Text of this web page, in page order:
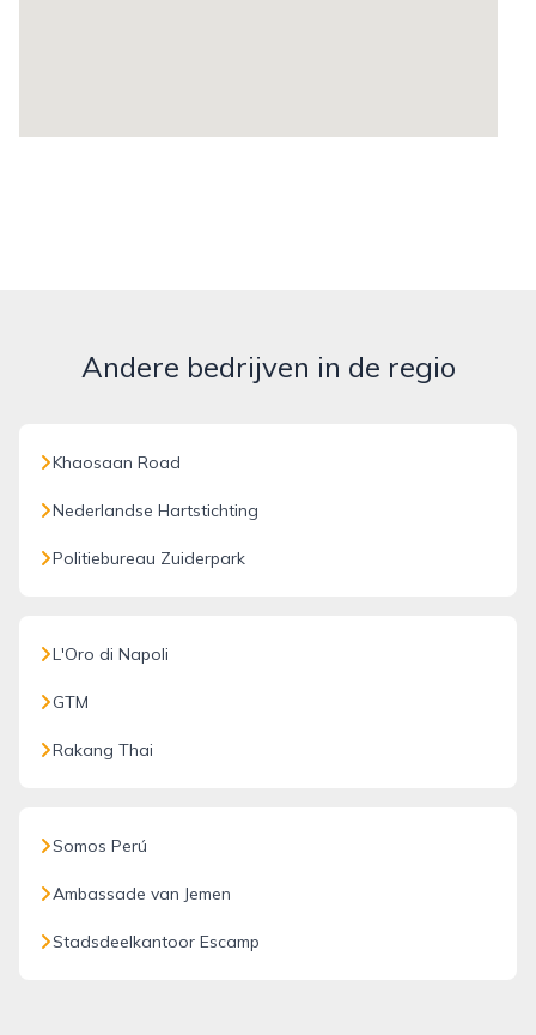
Andere bedrijven in de regio
Khaosaan Road
Nederlandse Hartstichting
Politiebureau Zuiderpark
L'Oro di Napoli
GTM
Rakang Thai
Somos Perú
Ambassade van Jemen
Stadsdeelkantoor Escamp